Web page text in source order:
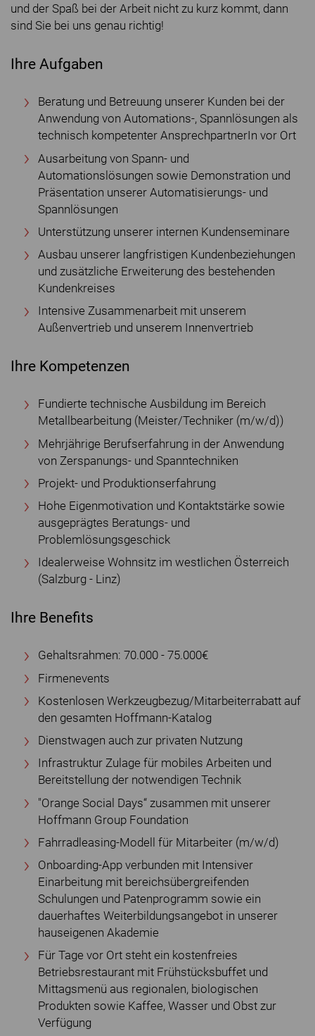
und der Spaß bei der Arbeit nicht zu kurz kommt, dann
sind Sie bei uns genau richtig!
Ihre Aufgaben
Beratung und Betreuung unserer Kunden bei der
Anwendung von Automations-, Spannlösungen als
technisch kompetenter AnsprechpartnerIn vor Ort
Ausarbeitung von Spann- und
Automationslösungen sowie Demonstration und
Präsentation unserer Automatisierungs- und
Spannlösungen
Unterstützung unserer internen Kundenseminare
Ausbau unserer langfristigen Kundenbeziehungen
und zusätzliche Erweiterung des bestehenden
Kundenkreises
Intensive Zusammenarbeit mit unserem
Außenvertrieb und unserem Innenvertrieb
Ihre Kompetenzen
Fundierte technische Ausbildung im Bereich
Metallbearbeitung (Meister/Techniker (m/w/d))
Mehrjährige Berufserfahrung in der Anwendung
von Zerspanungs- und Spanntechniken
Projekt- und Produktionserfahrung
Hohe Eigenmotivation und Kontaktstärke sowie
ausgeprägtes Beratungs- und
Problemlösungsgeschick
Idealerweise Wohnsitz im westlichen Österreich
(Salzburg - Linz)
Ihre Benefits
Gehaltsrahmen: 70.000 - 75.000€
Firmenevents
Kostenlosen Werkzeugbezug/Mitarbeiterrabatt auf
den gesamten Hoffmann-Katalog
Dienstwagen auch zur privaten Nutzung
Infrastruktur Zulage für mobiles Arbeiten und
Bereitstellung der notwendigen Technik
"Orange Social Days“ zusammen mit unserer
Hoffmann Group Foundation
Fahrradleasing-Modell für Mitarbeiter (m/w/d)
Onboarding-App verbunden mit Intensiver
Einarbeitung mit bereichsübergreifenden
Schulungen und Patenprogramm sowie ein
dauerhaftes Weiterbildungsangebot in unserer
hauseigenen Akademie
Für Tage vor Ort steht ein kostenfreies
Betriebsrestaurant mit Frühstücksbuffet und
Mittagsmenü aus regionalen, biologischen
Produkten sowie Kaffee, Wasser und Obst zur
Verfügung